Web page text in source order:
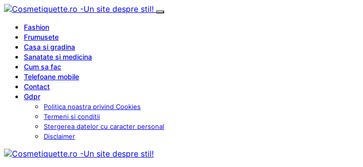
Fashion
Frumusete
Casa si gradina
Sanatate si medicina
Cum sa fac
Telefoane mobile
Contact
Gdpr
Politica noastra privind Cookies
Termeni si conditii
Stergerea datelor cu caracter personal
Disclaimer